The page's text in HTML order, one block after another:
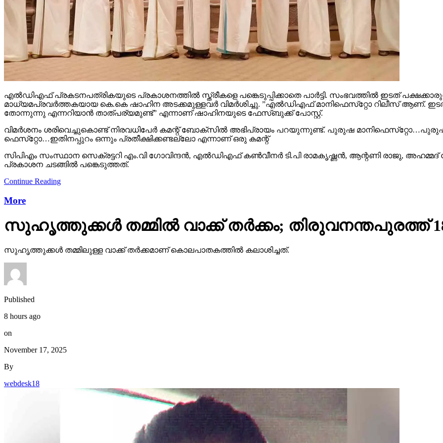
എല്‍ഡിഎഫ് പ്രകടനപത്രികയുടെ പ്രകാശനത്തില്‍ സ്ത്രീകളെ പങ്കെടുപ്പിക്കാതെ പാര്‍ട്ടി. സംഭവത്തില്‍ ഇടത്
മാധ്യമപ്രവര്‍ത്തകയായ കെ.കെ ഷാഹിന അടക്കമുള്ളവര്‍ വിമര്‍ശിച്ചു. ”എല്‍ഡിഎഫ് മാനിഫെസ്‌റ്റോ റിലീസ് ആണ്.
തോന്നുന്നു എന്നറിയാന്‍ താത്പര്യമുണ്ട്” എന്നാണ് ഷാഹിനയുടെ ഫേസ്ബുക്ക് പോസ്റ്റ്.
വിമര്‍ശനം ശരിവെച്ചുകൊണ്ട് നിരവധിപേര്‍ കമന്റ് ബോക്‌സില്‍ അഭിപ്രായം പറയുന്നുണ്ട്. പുരുഷ
ഫെസ്‌റ്റോ…ഇതിനപ്പുറം ഒന്നും പ്രതീക്ഷിക്കണ്ടല്ലോ എന്നാണ് ഒരു കമന്റ്
സിപിഎം സംസ്ഥാന സെക്രട്ടറി എം.വി ഗോവിന്ദന്‍, എല്‍ഡിഎഫ് കണ്‍വീനര്‍ ടി.പി രാമകൃഷ്ണന്‍, ആന്റണി രാജു,
പ്രകാശന ചടങ്ങില്‍ പങ്കെടുത്തത്.
Continue Reading
More
സുഹൃത്തുക്കള്‍ തമ്മില്‍ വാക്ക് തര്‍ക്കം; തിരുവനന്തപുരത്ത് 18
സുഹൃത്തുക്കള്‍ തമ്മിലുള്ള വാക്ക് തര്‍ക്കമാണ് കൊലപാതകത്തില്‍ കലാശിച്ചത്.
Published
8 hours ago
on
November 17, 2025
By
webdesk18